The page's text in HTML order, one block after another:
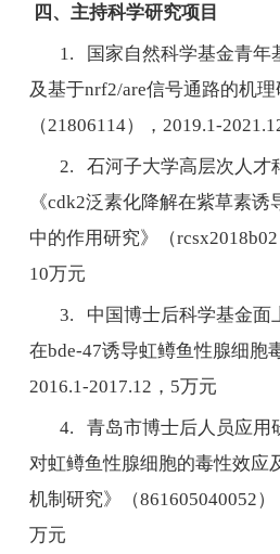
四、主持科学研究项目
1. 国家自然科学基金青年
及基于nrf2/are信号通路的机理
（21806114），2019.1-
2. 石河子大学高层次人才
《cdk2泛素化降解在紫草素
中的作用研究》（rcsx2018b02
10万元
3. 中国博士后科学基金面
在bde-47诱导虹鳟鱼性腺细胞
2016.1-2017.12，5万元
4. 青岛市博士后人员应用
对虹鳟鱼性腺细胞的毒性效应
机制研究》（861605040052
万元